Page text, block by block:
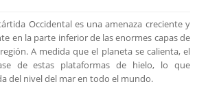
Occidental es una amenaza creciente y
en la parte inferior de las enormes capas de
A medida que el planeta se calienta, el
de estas plataformas de hielo, lo que
del nivel del mar en todo el mundo.